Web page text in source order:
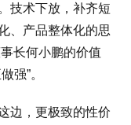
技术下放，补齐短
、产品整体化的思
长何小鹏的价值
强”。
边，更极致的性价